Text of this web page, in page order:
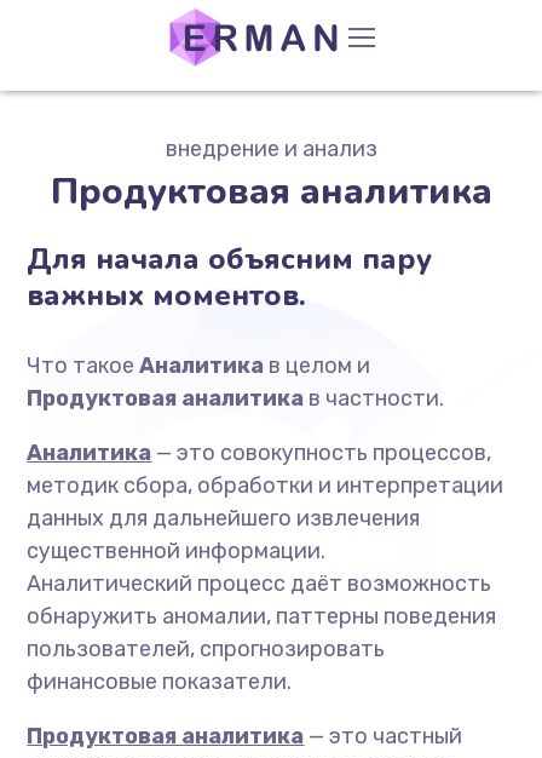
внедрение и анализ
Продуктовая аналитика
Для начала объясним пару
важных моментов.
Что такоеАналитика в целом и
Продуктовая аналитика в частности.
Аналитика — это совокупность процессов,
методик сбора, обработки и интерпретации
данных для дальнейшего извлечения
существенной информации.
Аналитический процесс даёт возможность
обнаружить аномалии, паттерны поведения
пользователей, спрогнозировать
финансовые показатели.
Продуктовая аналитика — это частный